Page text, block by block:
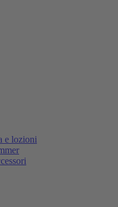
e lozioni